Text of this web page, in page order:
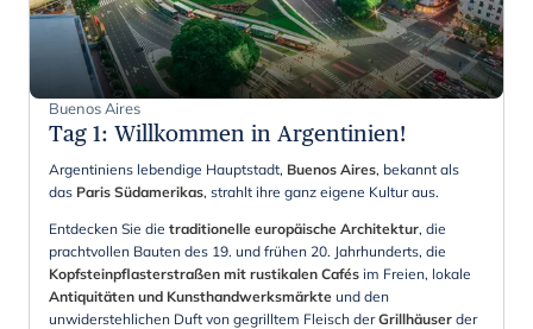
Buenos Aires
Tag 1: Willkommen in Argentinien!
Argentiniens lebendige Hauptstadt, Buenos Aires, bekannt als
das Paris Südamerikas, strahlt ihre ganz eigene Kultur aus.
Entdecken Sie die traditionelle europäische Architektur, die
prachtvollen Bauten des 19. und frühen 20. Jahrhunderts, die
Kopfsteinpflasterstraßen mit rustikalen Cafés im Freien, lokale
Antiquitäten und Kunsthandwerksmärkte und den
unwiderstehlichen Duft von gegrilltem Fleisch derGrillhäuser der